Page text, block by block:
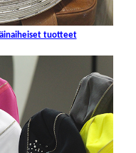
tuotteet